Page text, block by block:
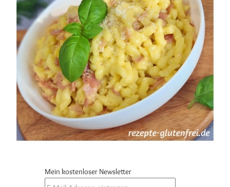
Mein kostenloser Newsletter